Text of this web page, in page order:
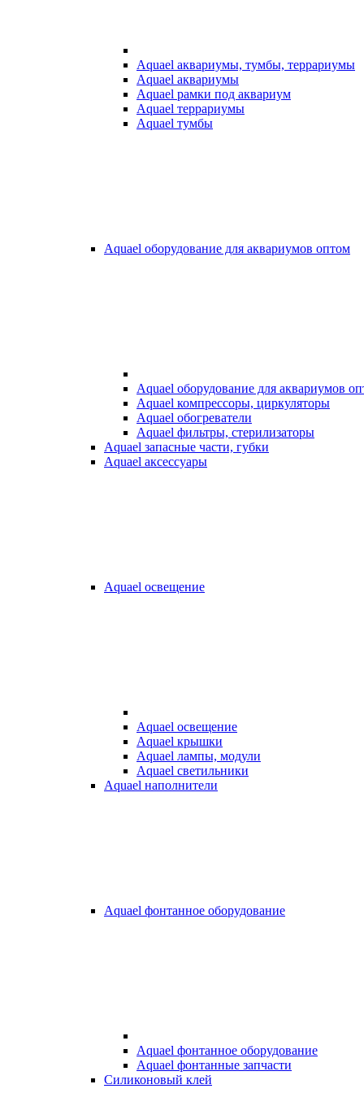
Aquael аквариумы, тумбы, террариумы
Aquael аквариумы
Aquael рамки под аквариум
Aquael террариумы
Aquael тумбы
Aquael оборудование для аквариумов оптом
Aquael оборудование для аквариумов
Aquael компрессоры, циркуляторы
Aquael обогреватели
Aquael фильтры, стерилизаторы
Aquael запасные части, губки
Aquael аксессуары
Aquael освещение
Aquael освещение
Aquael крышки
Aquael лампы, модули
Aquael светильники
Aquael наполнители
Aquael фонтанное оборудование
Aquael фонтанное оборудование
Aquael фонтанные запчасти
Силиконовый клей